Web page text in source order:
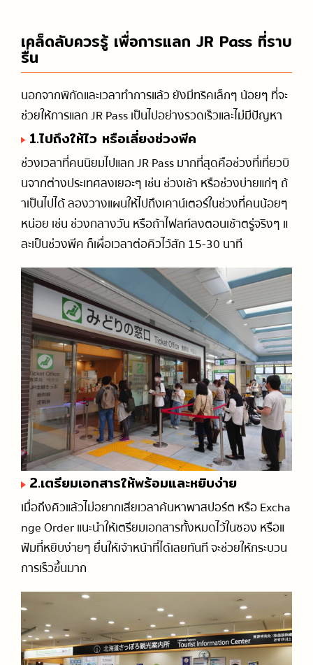
เคล็ดลับควรรู้ เพื่อการแลก JR Pass ที่ราบ
รื่น
นอกจากพิกัดและเวลาทำการแล้ว ยังมีทริคเล็กๆ น้อยๆ ที่จะ
ช่วยให้การแลก JR Pass เป็นไปอย่างรวดเร็วและไม่มีปัญหา
1.ไปถึงให้ไว หรือเลี่ยงช่วงพีค
ช่วงเวลาที่คนนิยมไปแลก JR Pass มากที่สุดคือช่วงที่เที่ยวบิ
นจากต่างประเทศลงเยอะๆ เช่น ช่วงเช้า หรือช่วงบ่ายแก่ๆ ถ้
าเป็นไปได้ ลองวางแผนให้ไปถึงเคาน์เตอร์ในช่วงที่คนน้อยๆ
หน่อย เช่น ช่วงกลางวัน หรือถ้าไฟลท์ลงตอนเช้าตรู่จริงๆ แ
ละเป็นช่วงพีค ก็เผื่อเวลาต่อคิวไว้สัก 15-30 นาที
2.เตรียมเอกสารให้พร้อมและหยิบง่าย
เมื่อถึงคิวแล้วไม่อยากเสียเวลาค้นหาพาสปอร์ต หรือ Excha
nge Order แนะนำให้เตรียมเอกสารทั้งหมดไว้ในซอง หรือแ
ฟ้มที่หยิบง่ายๆ ยื่นให้เจ้าหน้าที่ได้เลยทันที จะช่วยให้กระบวน
การเร็วขึ้นมาก